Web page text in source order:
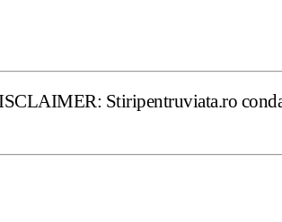
Stiripentruviata.ro condamnă